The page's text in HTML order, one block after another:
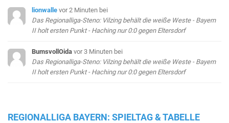
lionwalle vor 2 Minuten bei
Das Regionalliga-Steno: Vilzing behält die weiße Weste - Bayern
II holt ersten Punkt - Haching nur 0:0 gegen Eltersdorf
BumsvollOida vor 3 Minuten bei
Das Regionalliga-Steno: Vilzing behält die weiße Weste - Bayern
II holt ersten Punkt - Haching nur 0:0 gegen Eltersdorf
REGIONALLIGA BAYERN: SPIELTAG & TABELLE